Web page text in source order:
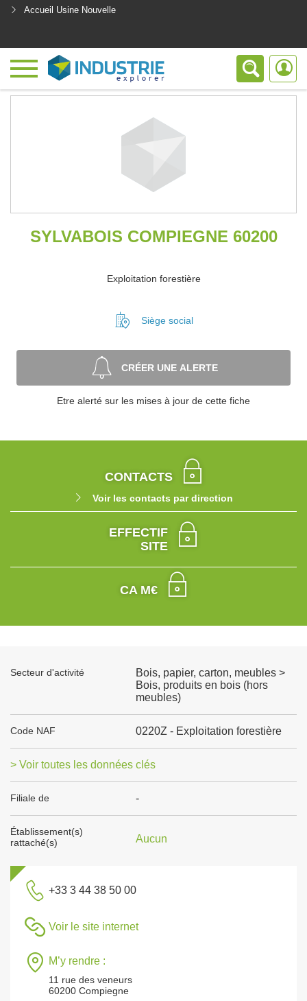
Accueil Usine Nouvelle
SYLVABOIS COMPIEGNE 60200
Exploitation forestière
Siège social
CRÉER UNE ALERTE
Etre alerté sur les mises à jour de cette fiche
CONTACTS
Voir les contacts par direction
EFFECTIF
SITE
CA M€
Secteur d'activité
Bois, papier, carton, meubles >
Bois, produits en bois (hors
meubles)
Code NAF 0220Z - Exploitation forestière
> Voir toutes les données clés
Filiale de -
Établissement(s)
rattaché(s)
Aucun
+33 3 44 38 50 00
Voir le site internet
M’y rendre :
11 rue des veneurs
60200 Compiegne